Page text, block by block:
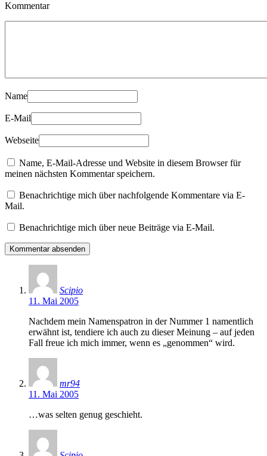
Kommentar
Name
E-Mail
Webseite
Name, E-Mail-Adresse und Website in diesem Browser für
meinen nächsten Kommentar speichern.
Benachrichtige mich über nachfolgende Kommentare via E-
Mail.
Benachrichtige mich über neue Beiträge via E-Mail.
Scipio
11. Mai 2005
Nachdem mein Namenspatron in der Nummer 1 namentlich
erwähnt ist, tendiere ich auch zu dieser Meinung – auf jeden
Fall freue ich mich immer, wenn es „genommen“ wird.
mr94
11. Mai 2005
…was selten genug geschieht.